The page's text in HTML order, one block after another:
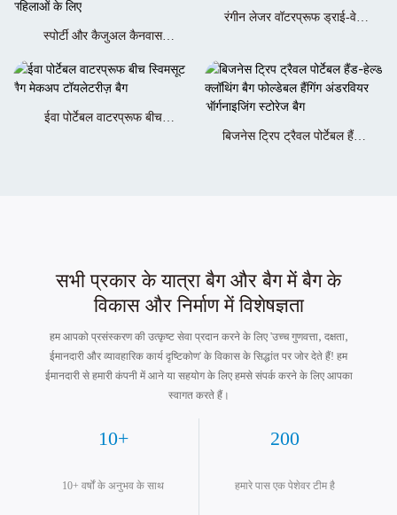
स्पोर्टी और कैजुअल कैनवास
थेफ्ट क्लोज-फिटिंग कमर बैग पुरुषों
और महिलाओं के लिए
रंगीन लेजर वॉटरप्रूफ ड्राई-वेट
ईवा पोर्टेबल वाटरप्रूफ बीच
बिजनेस ट्रिप ट्रैवल पोर्टेबल हैंड-
सभी प्रकार के यात्रा बैग और बैग में बैग के
विकास और निर्माण में विशेषज्ञता
हम आपको प्रसंस्करण की उत्कृष्ट सेवा प्रदान करने के लिए 'उच्च गुणवत्ता, दक्षता,
ईमानदारी और व्यावहारिक कार्य दृष्टिकोण' के विकास के सिद्धांत पर जोर देते हैं! हम
ईमानदारी से हमारी कंपनी में आने या सहयोग के लिए हमसे संपर्क करने के लिए आपका
स्वागत करते हैं।
10+
10+ वर्षों के अनुभव के साथ
200
हमारे पास एक पेशेवर टीम है